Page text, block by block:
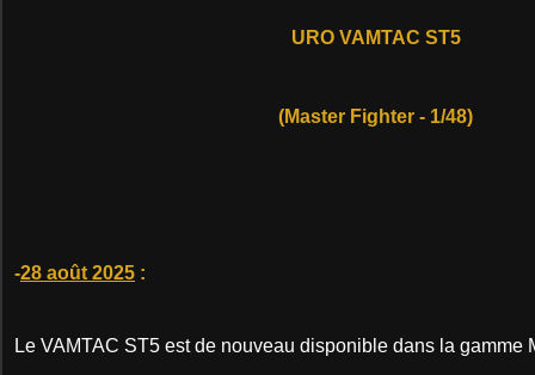
URO VAMTAC ST5
(Master Fighter - 1/48)
-28 août 2025 :
Le VAMTAC ST5 est de nouveau disponible dans la gamme